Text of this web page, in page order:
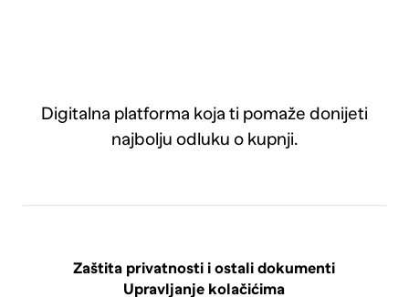
Digitalna platforma koja ti pomaže donijeti
najbolju odluku o kupnji.
Zaštita privatnosti i ostali dokumenti
Upravljanje kolačićima